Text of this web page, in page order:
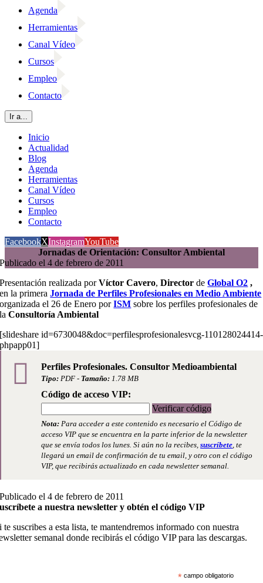
Agenda
Herramientas
Canal Vídeo
Cursos
Empleo
Contacto
Ir a...
Inicio
Actualidad
Blog
Agenda
Herramientas
Canal Vídeo
Cursos
Empleo
Contacto
FacebookXInstagramYouTube
Jornadas de Orientación: Consultor Ambiental
Publicado el 4 de febrero de 2011
Presentación realizada porVíctor Cavero,DirectordeGlobal O2 ,
en la primera Jornada de Perfiles Profesionales en Medio Ambiente
organizada el 26 de Enero por ISM sobre los perfiles profesionales de
la Consultoría Ambiental
[slideshare id=6730048&doc=perfilesprofesionalesvcg-110128024414-
phpapp01]
Perfiles Profesionales. Consultor Medioambiental
Tipo: PDF - Tamaño: 1.78 MB
Código de acceso VIP:
Verificar código
Nota: Para acceder a este contenido es necesario el Código de
acceso VIP que se encuentra en la parte inferior de la newsletter
que se envía todos los lunes. Si aún no la recibes,suscríbete, te
llegará un email de confirmación de tu email, y otro con el código
VIP, que recibirás actualizado en cada newsletter semanal.
Publicado el 4 de febrero de 2011
a nuestra newsletter y obtén el código VIP
te suscribes a esta lista, te mantendremos informado con nuestra
semanal donde recibirás el código VIP para las descargas.
*campo obligatorio